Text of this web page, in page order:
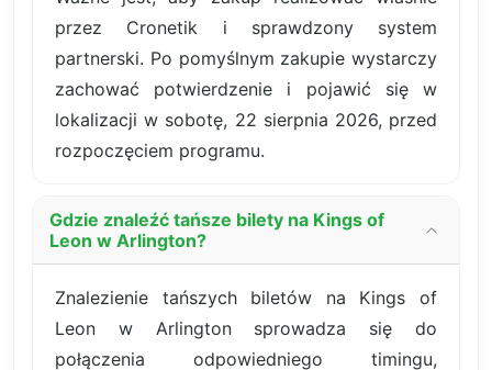
przez Cronetik i sprawdzony system
partnerski. Po pomyślnym zakupie wystarczy
zachować potwierdzenie i pojawić się w
lokalizacji w sobotę, 22 sierpnia 2026, przed
rozpoczęciem programu.
Gdzie znaleźć tańsze bilety na Kings of
Leon w Arlington?
Znalezienie tańszych biletów na Kings of
Leon w Arlington sprowadza się do
połączenia odpowiedniego timingu,